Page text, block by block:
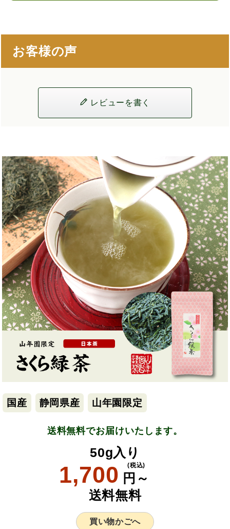
お客様の声
レビューを書く
国産 静岡県産 山年園限定
送料無料でお届けいたします。
50g入り
1,700 円～
(税込)
送料無料
買い物かごへ